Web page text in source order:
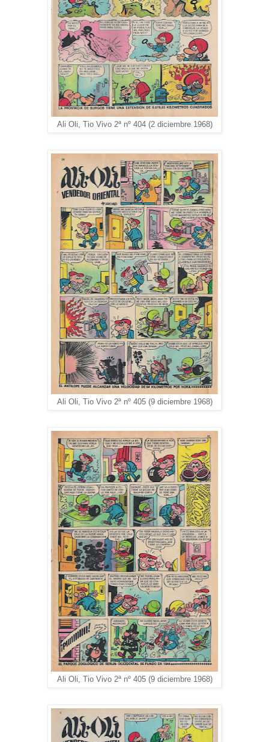
Ali Oli, Tio Vivo 2ª nº 404 (2 diciembre 1968)
Ali Oli, Tio Vivo 2ª nº 405 (9 diciembre 1968)
Ali Oli, Tio Vivo 2ª nº 405 (9 diciembre 1968)